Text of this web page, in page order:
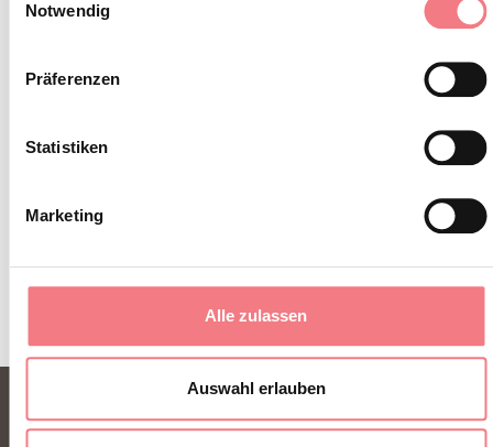
Notwendig
Präferenzen
Statistiken
Marketing
Alle zulassen
Auswahl erlauben
Reiserouten, Ideen und Tipps für Ihren Urlaub